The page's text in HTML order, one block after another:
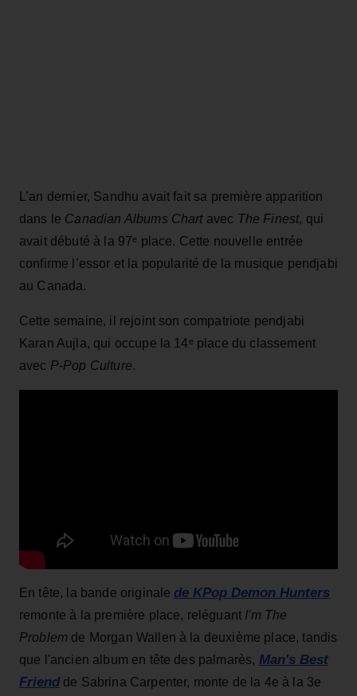
L’an dernier, Sandhu avait fait sa première apparition
dans le Canadian Albums Chartavec The Finest, qui
avait débuté à la 97ᵉ place. Cette nouvelle entrée
confirme l’essor et la popularité de la musique pendjabi
au Canada.
Cette semaine, il rejoint son compatriote pendjabi
Karan Aujla, qui occupe la 14ᵉ place du classement
avec P-Pop Culture.
En tête, la bande originale de KPop Demon Hunters
remonte à la première place, reléguant I'm The
Problem de Morgan Wallen à la deuxième place, tandis
que l'ancien album en tête des palmarès, Man's Best
Friendde Sabrina Carpenter, monte de la 4e à la 3e